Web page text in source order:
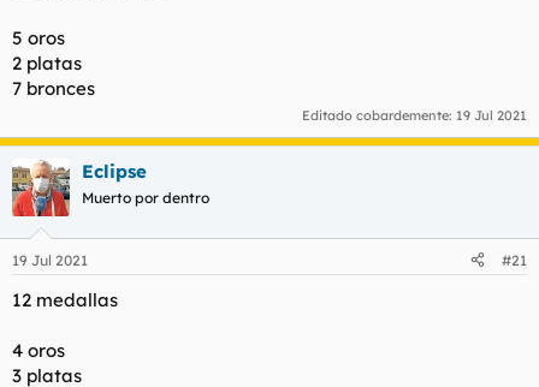
5 oros
2 platas
7 bronces
Editado cobardemente: 19 Jul 2021
Eclipse
Muerto por dentro
19 Jul 2021 #21
12 medallas
4 oros
3 platas